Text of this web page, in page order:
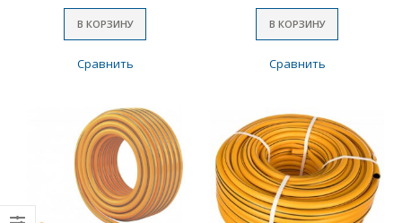
В КОРЗИНУ
Сравнить
В КОРЗИНУ
Сравнить